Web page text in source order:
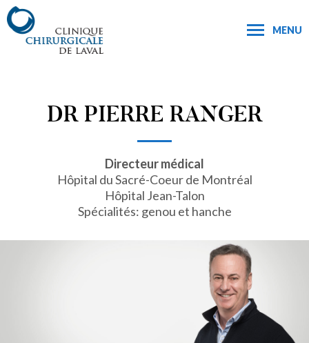
MENU
DR PIERRE RANGER
Directeur médical
Hôpital du Sacré-Coeur de Montréal
Hôpital Jean-Talon
Spécialités: genou et hanche